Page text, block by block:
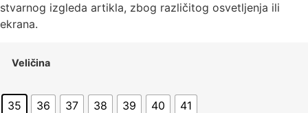
stvarnog izgleda artikla, zbog različitog osvetljenja ili
ekrana.
Veličina
35 36 37 38 39 40 41